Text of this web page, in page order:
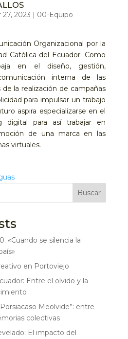
27, 2023 | 00-Equipo
Organizacional por la
Católica del Ecuador. Como
en el diseño, gestión,
interna de las
la realización de campañas
para impulsar un trabajo
aspira especializarse en el
digital para así trabajar en
de una marca en las
virtuales.
Buscar
«Cuando se silencia la
en Portoviejo
Entre el olvido y la
Meolvide”: entre
colectivas
El impacto del